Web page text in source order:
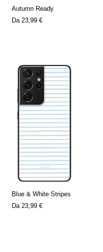
Autumn Ready
Da 23,99 €
Blue & White Stripes
Da 23,99 €